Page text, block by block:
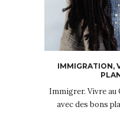
IMMIGRATION,
Immigrer. Vivre au
avec des bons